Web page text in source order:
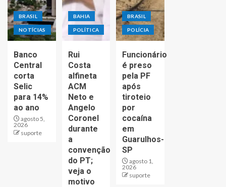
BRASIL
NOTÍCIAS
Banco
Central
corta
Selic
para 14%
ao ano
agosto 5,
2026
suporte
BAHIA
POLÍTICA
Rui
Costa
alfineta
ACM
Neto e
Angelo
Coronel
durante
a
convenção
do PT;
veja o
motivo
BRASIL
POLÍCIA
Funcionário
é preso
pela PF
após
tiroteio
por
cocaína
em
Guarulhos-
SP
agosto 1,
2026
suporte